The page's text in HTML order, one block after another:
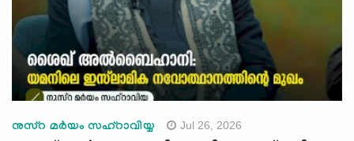
നുസ്റ മർയം സഹ്റാവിയ്യ Jul 26, 2026